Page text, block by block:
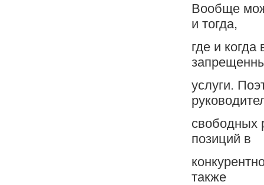
Вообще
и тогда,
где и
услуги.
свободных
позиций в
также